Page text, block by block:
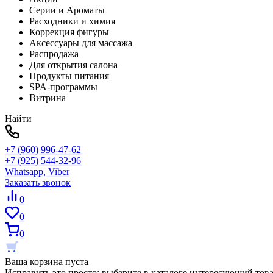
Серии и Ароматы
Расходники и химия
Коррекция фигуры
Аксессуары для массажа
Распродажа
Для открытия салона
Продукты питания
SPA-программы
Витрина
Найти
+7 (960) 996-47-62
+7 (925) 544-32-96
Whatsapp, Viber
Заказать звонок
0
0
0
Ваша корзина пуста